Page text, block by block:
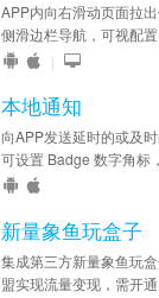
APP内向右滑动页面拉
侧滑边栏导航，可视配置
|
本地通知
向APP发送延时的或及
可设置 Badge 数字角标
新量象鱼玩盒子
集成第三方新量象鱼玩
盟实现流量变现，需开通